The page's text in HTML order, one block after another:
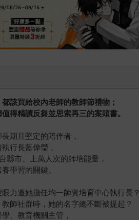
該買給校內老師的教師節禮物；
得精讀反芻並思索再三的案頭書。
期且堅定的陪伴者，
行長藍偉瑩，
縣市、上萬人次的師培能量，
學習的關鍵。
力邀她擔任均一師資培育中心執行長？
師社群時，她的名字總不斷被提起？
、教育機關主管，